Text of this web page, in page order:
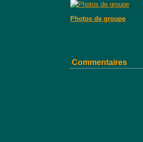
Photos de groupe
Commentaires